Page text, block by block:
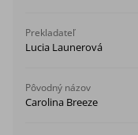
Prekladateľ
Lucia Launerová
Pôvodný názov
Carolina Breeze